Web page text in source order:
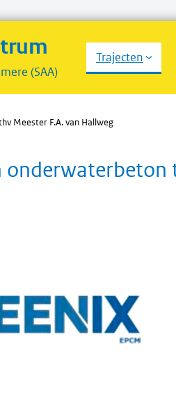
(SAA)
Trajecten
Meester F.A. van Hallweg
onderwaterbeton